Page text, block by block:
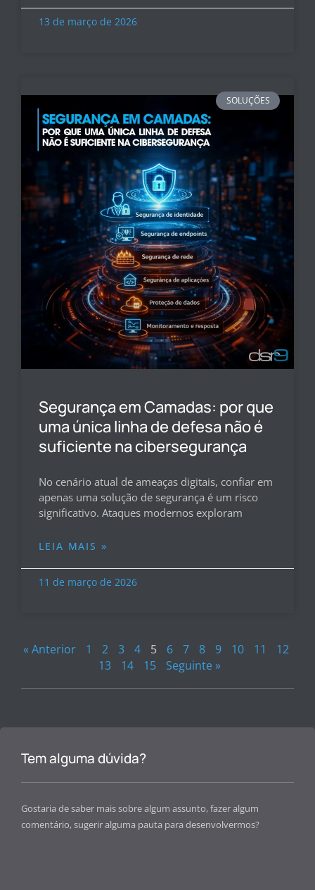
13 de março de 2026
SOLUÇÕES
Segurança em Camadas: por que
uma única linha de defesa não é
suficiente na cibersegurança
No cenário atual de ameaças digitais, confiar em
apenas uma solução de segurança é um risco
significativo. Ataques modernos exploram
LEIA MAIS »
11 de março de 2026
« Anterior 1 2 3 4 5 6 7 8 9 10 11
12
13
14 15 Seguinte »
Tem alguma dúvida?
Gostaria de saber mais sobre algum assunto, fazer algum
comentário, sugerir alguma pauta para desenvolvermos?